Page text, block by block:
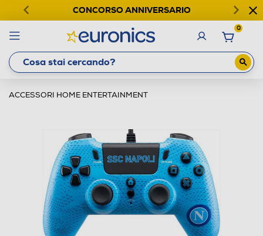
CONCORSO ANNIVERSARIO
0
ACCESSORI HOME ENTERTAINMENT